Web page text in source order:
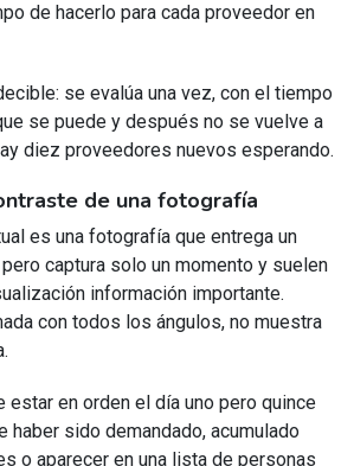
de hacerlo para cada proveedor en
se evalúa una vez, con el tiempo
se puede y después no se vuelve a
diez proveedores nuevos esperando.
de una fotografía
es una fotografía que entrega un
captura solo un momento y suelen
información importante.
con todos los ángulos, no muestra
estar en orden el día uno pero quince
haber sido demandado, acumulado
o aparecer en una lista de personas